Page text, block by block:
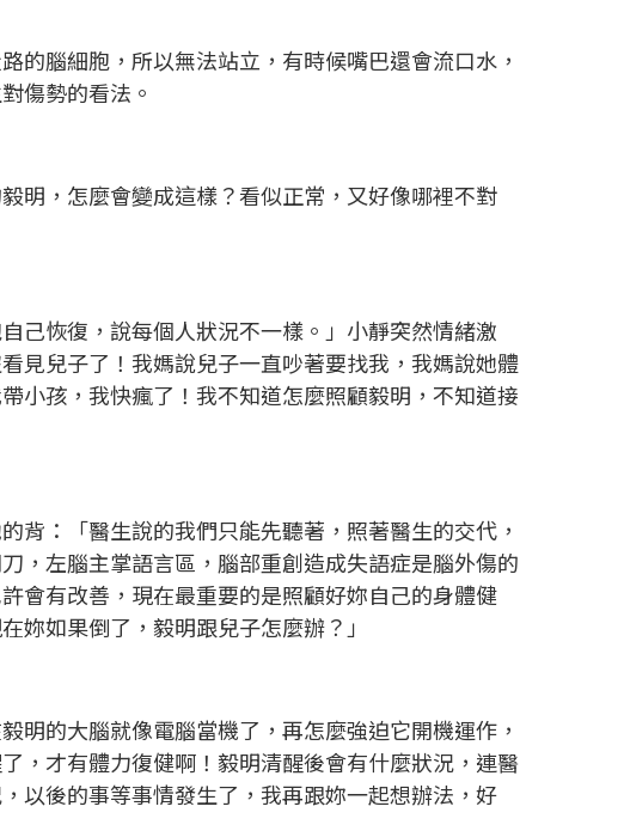
的腦細胞，所以無法站立，有時候嘴巴還會流口水，
傷勢的看法。
明，怎麼會變成這樣？看似正常，又好像哪裡不對
己恢復，說每個人狀況不一樣。」小靜突然情緒激
見兒子了！我媽說兒子一直吵著要找我，我媽說她體
小孩，我快瘋了！我不知道怎麼照顧毅明，不知道接
背：「醫生說的我們只能先聽著，照著醫生的交代，
左腦主掌語言區，腦部重創造成失語症是腦外傷的
會有改善，現在最重要的是照顧好妳自己的身體健
妳如果倒了，毅明跟兒子怎麼辦？」
明的大腦就像電腦當機了，再怎麼強迫它開機運作，
，才有體力復健啊！毅明清醒後會有什麼狀況，連醫
以後的事等事情發生了，我再跟妳一起想辦法，好